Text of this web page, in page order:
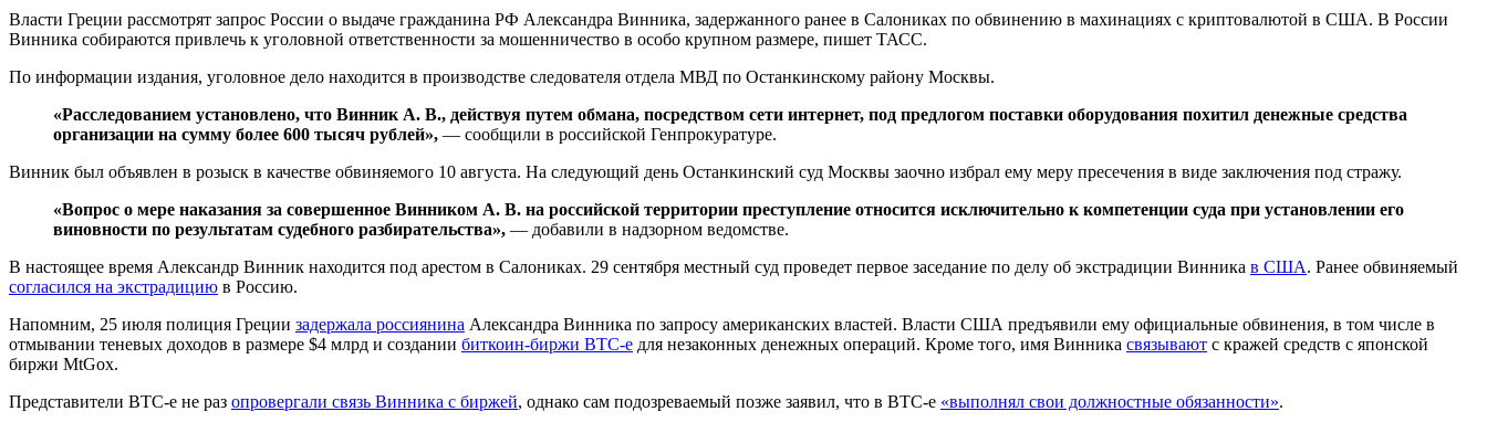
Власти Греции рассмотрят запрос России о выдаче гражданина РФ Александра Винника, задержанного ранее в Салониках по обвинению в махинациях с криптовалютой в США. В России
Винника собираются привлечь к уголовной ответственности за мошенничество в особо крупном размере, пишет ТАСС.
По информации издания, уголовное дело находится в производстве следователя отдела МВД по Останкинскому району Москвы.
«Расследованием установлено, что Винник А. В., действуя путем обмана, посредством сети интернет, под предлогом поставки оборудования похитил денежные средства
организации на сумму более 600 тысяч рублей», — сообщили в российской Генпрокуратуре.
Винник был объявлен в розыск в качестве обвиняемого 10 августа. На следующий день Останкинский суд Москвы заочно избрал ему меру пресечения в виде заключения под стражу.
«Вопрос о мере наказания за совершенное Винником А. В. на российской территории преступление относится исключительно к компетенции суда при установлении его
виновности по результатам судебного разбирательства», — добавили в надзорном ведомстве.
В настоящее время Александр Винник находится под арестом в Салониках. 29 сентября местный суд проведет первое заседание по делу об экстрадиции Винника в США. Ранее обвиняемый
согласился на экстрадицию в Россию.
Напомним, 25 июля полиция Греции задержала россиянина Александра Винника по запросу американских властей. Власти США предъявили ему официальные обвинения, в том числе в
отмывании теневых доходов в размере $4 млрд и создании биткоин-биржи BTC-e для незаконных денежных операций. Кроме того, имя Винника связывают с кражей средств с японской
биржи MtGox.
Представители BTC-e не раз опровергали связь Винника с биржей, однако сам подозреваемый позже заявил, что в BTC-e «выполнял свои должностные обязанности».